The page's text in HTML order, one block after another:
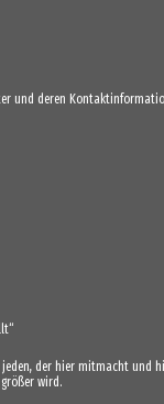
und deren
der hier mitmacht und
wird.